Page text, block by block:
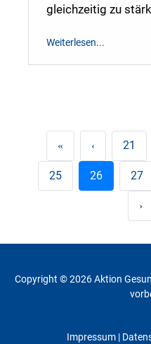
gleichzeitig zu
Weiterlesen...
21
25 26 27
Copyright © 2026 Aktion
Impressum|